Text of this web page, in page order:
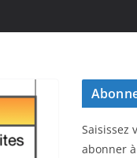
Saisissez
abonner